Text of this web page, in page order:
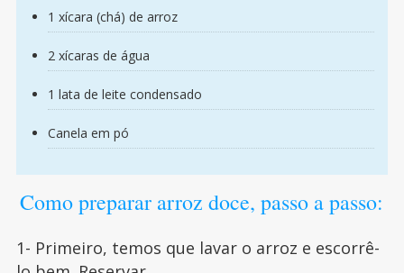
1 xícara (chá) de arroz
2 xícaras de água
1 lata de leite condensado
Canela em pó
Como preparar arroz doce, passo a passo:
1- Primeiro, temos que lavar o arroz e escorrê-